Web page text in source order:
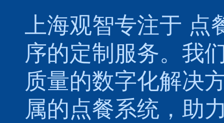
上海观智专注于 点
序的定制服务。我
质量的数字化解决
属的点餐系统 ，助